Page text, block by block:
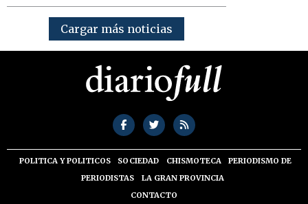
Cargar más noticias
POLITICA Y POLITICOS SOCIEDAD CHISMOTECA
PERIODISMO DE
PERIODISTAS
LA GRAN PROVINCIA
CONTACTO